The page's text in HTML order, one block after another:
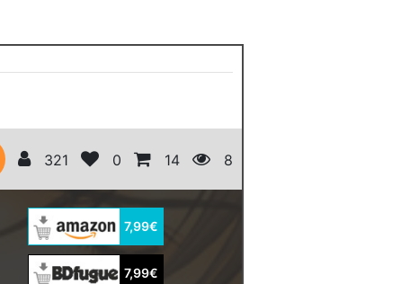
321 0 14 8
7,99€
7,99€